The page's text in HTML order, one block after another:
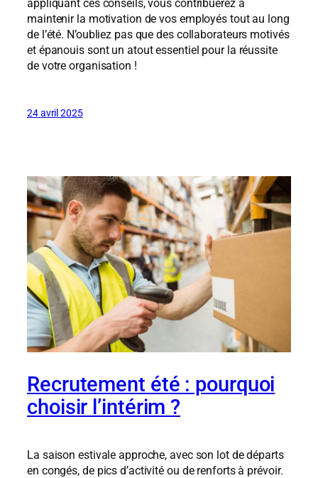
appliquant ces conseils, vous contribuerez à
maintenir la motivation de vos employés tout au long
de l’été. N’oubliez pas que des collaborateurs motivés
et épanouis sont un atout essentiel pour la réussite
de votre organisation !
24 avril 2025
Recrutement été : pourquoi
choisir l’intérim ?
La saison estivale approche, avec son lot de départs
en congés, de pics d’activité ou de renforts à prévoir.